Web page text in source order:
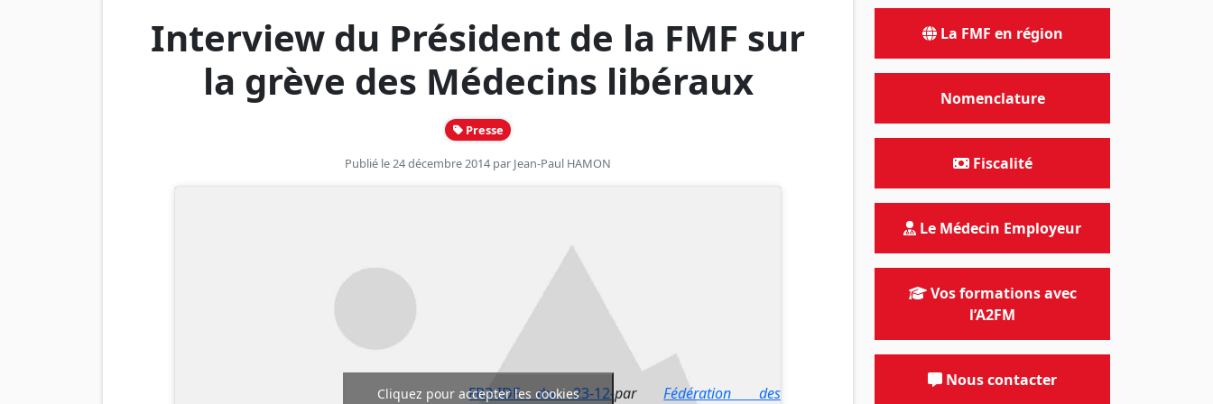
Interview du Président de la FMF sur
la grève des Médecins libéraux
Presse
Publié le 24 décembre 2014 par Jean-Paul HAMON
FR3-IDF du 23-12-parFédération des
Cliquez pour accepter les cookies
La FMF en région
Nomenclature
Fiscalité
Le Médecin Employeur
Vos formations avec
l’A2FM
Nous contacter